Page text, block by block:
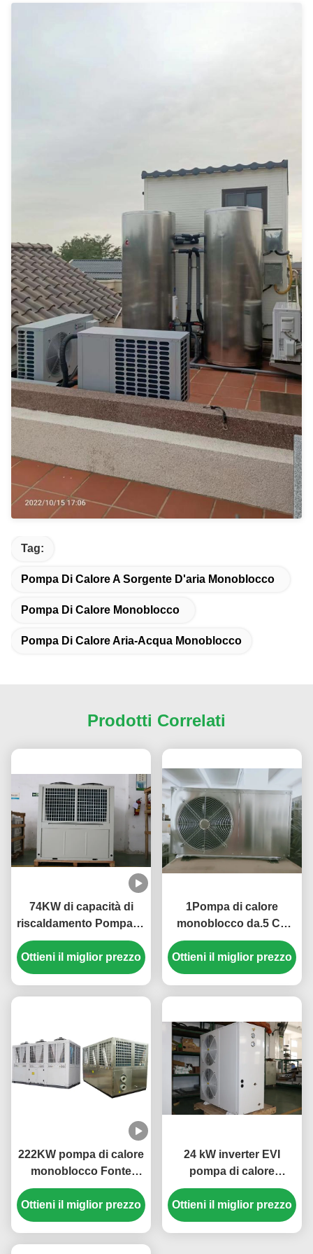
Tag:
Pompa Di Calore A Sorgente D'aria Monoblocco
Pompa Di Calore Monoblocco
Pompa Di Calore Aria-Acqua Monoblocco
Prodotti Correlati
74KW di capacità di
riscaldamento Pompa di
calore monoblocco
multifunzione con
progettazione compatta
Ottieni il miglior prezzo
1Pompa di calore
monoblocco da.5 CV
con COP elevato 3,8 ~
4.6, Costruzioni in
acciaio inossidabile e
Ottieni il miglior prezzo
222KW pompa di calore
monoblocco Fonte
d'aria 3N/380V/50Hz
Ottieni il miglior prezzo
24 kW inverter EVI
pompa di calore
monoblocco aria-acqua
3N 380V 50HZ per
riscaldamento ad alta
Ottieni il miglior prezzo